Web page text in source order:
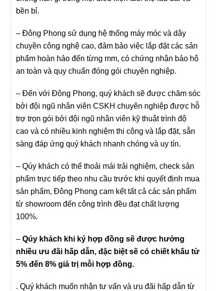
bền bỉ.
– Đông Phong sử dụng hệ thống máy móc và dây
chuyền công nghệ cao, đảm bảo việc lắp đặt các sản
phẩm hoàn hảo đến từng mm, có chứng nhận bảo hộ
an toàn và quy chuẩn đóng gói chuyên nghiệp.
– Đến với Đông Phong, quý khách sẽ được chăm sóc
bởi đội ngũ nhân viên CSKH chuyên nghiệp được hỗ
trợ trọn gói bởi đội ngũ nhân viên kỹ thuật trình độ
cao và có nhiều kinh nghiệm thi công và lắp đặt, sẵn
sàng đáp ứng quý khách nhanh chóng và uy tín.
– Qúy khách có thể thoải mái trải nghiệm, check sản
phẩm trực tiếp theo nhu cầu trước khi quyết định mua
sản phẩm, Đông Phong cam kết tất cả các sản phẩm
từ showroom đến công trình đều đạt chất lượng
100%.
–Qúy khách khi ký hợp đồng sẽ được hưởng
nhiều ưu đãi hấp dẫn, đặc biệt sẽ có chiết khấu từ
5% đến 8% giá trị mỗi hợp đồng.
. Quý khách muốn nhận tư vấn và ưu đãi hấp dẫn từ